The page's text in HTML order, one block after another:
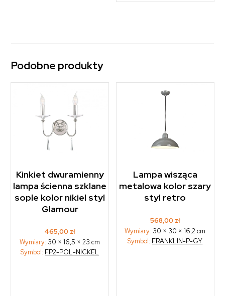
Podobne produkty
Kinkiet dwuramienny
lampa ścienna szklane
sople kolor nikiel styl
Glamour
465,00 zł
Wymiary: 30 × 16,5 × 23 cm
Symbol: FP2-POL-NICKEL
Lampa wisząca
metalowa kolor szary
styl retro
568,00 zł
Wymiary: 30 × 30 × 16,2 cm
Symbol: FRANKLIN-P-GY